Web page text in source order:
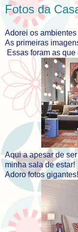
Fotos da
Adorei os
As primeiras
Essas foram as
Aqui a apesar de
minha sala de estar!
Adoro fotos gigantes!